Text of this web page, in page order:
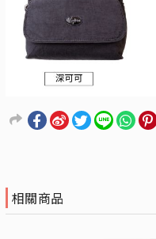
相關商品